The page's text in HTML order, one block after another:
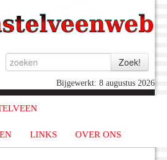
Bijgewerkt: 8 augustus 2026
LINKS OVER ONS